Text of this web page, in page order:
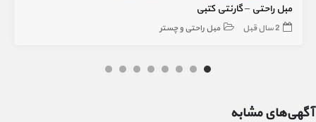
مبل راحتی – گارنتی کتبی
2 سال قبل مبل راحتی و چستر
آگهی‌های مشابه